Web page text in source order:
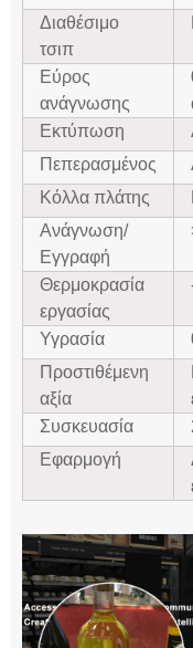
Διαθέσιμο
τσιπ
Εύρος
ανάγνωσης
Εκτύπωση
Πεπερασμένος
Κόλλα πλάτης
Ανάγνωση/
Εγγραφή
Θερμοκρασία
εργασίας
Υγρασία
Προστιθέμενη
αξία
Συσκευασία
Εφαρμογή